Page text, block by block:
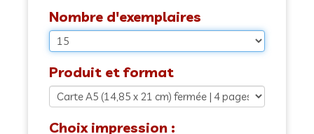
Nombre d'exemplaires
Produit et format
Choix impression :